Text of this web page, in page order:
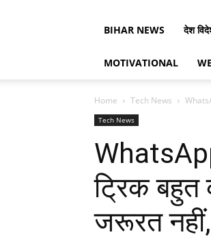
BIHAR NEWS देश
MOTIVATIONAL
Home Tech News
Tech News
ट्रिक बहुत
जरूरत